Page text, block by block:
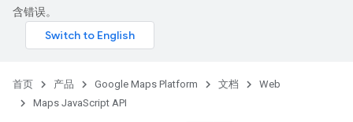
含错误。
首页 产品 Google Maps Platform 文档
Web
Maps JavaScript API